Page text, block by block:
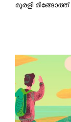
മുരളി മീങ്ങോത്ത്